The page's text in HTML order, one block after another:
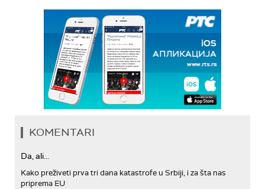
KOMENTARI
Da, ali...
Kako preživeti prva tri dana katastrofe u Srbiji, i za šta nas
priprema EU